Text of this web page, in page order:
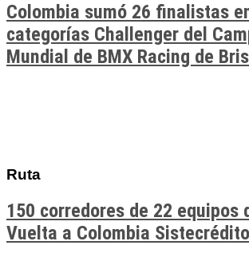
Colombia sumó 26 finalistas
categorías Challenger del
Mundial de BMX Racing de
Ruta
150 corredores de 22 equipos
Vuelta a Colombia